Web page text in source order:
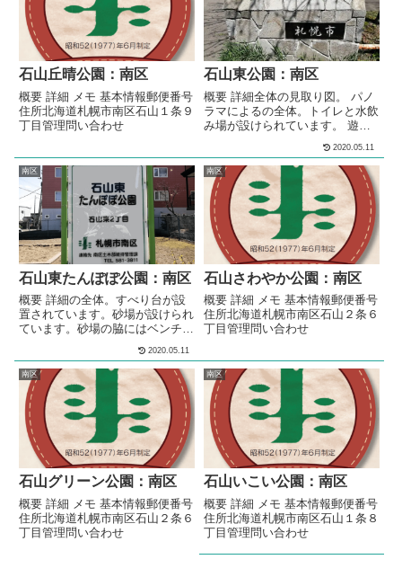
石山丘晴公園：南区
概要 詳細 メモ 基本情報郵便番号
住所北海道札幌市南区石山１条９
丁目管理問い合わせ
石山東公園：南区
概要 詳細全体の見取り図。 パノ
ラマによるの全体。トイレと水飲
み場が設けられています。 遊具
コが設置されています。すべり台
が設置されています。シーソーが
設置されています。3段階の高さ
の鉄棒が設置されています。アス
レチック遊具が設置されていま
す。アスレチック遊具が設置され
ています。砂場が設けられていま
す。砂場の脇にはベンチが設置さ
れています。 少年野球場（多目
的広場）の...
2020.05.11
南区
石山東たんぽぽ公園：南区
概要 詳細の全体。すべり台が設
置されています。砂場が設けられ
ています。砂場の脇にはベンチが
住宅街の中にある、公園です。
基本情報郵便番号〒005-0850住
所北海道札幌市南区石山東２丁目
管理問い合わせ
2020.05.11
南区
石山さわやか公園：南区
概要 詳細 メモ 基本情報郵便番号
住所北海道札幌市南区石山２条６
丁目管理問い合わせ
南区
石山グリーン公園：南区
概要 詳細 メモ 基本情報郵便番号
住所北海道札幌市南区石山２条６
丁目管理問い合わせ
南区
石山いこい公園：南区
概要 詳細 メモ 基本情報郵便番号
住所北海道札幌市南区石山１条８
丁目管理問い合わせ